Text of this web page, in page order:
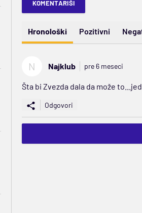
KOMENTARIŠI
Hronološki Pozitivni
N Najklub pre 6 meseci
Šta bi Zvezda dala da može
Odgovori